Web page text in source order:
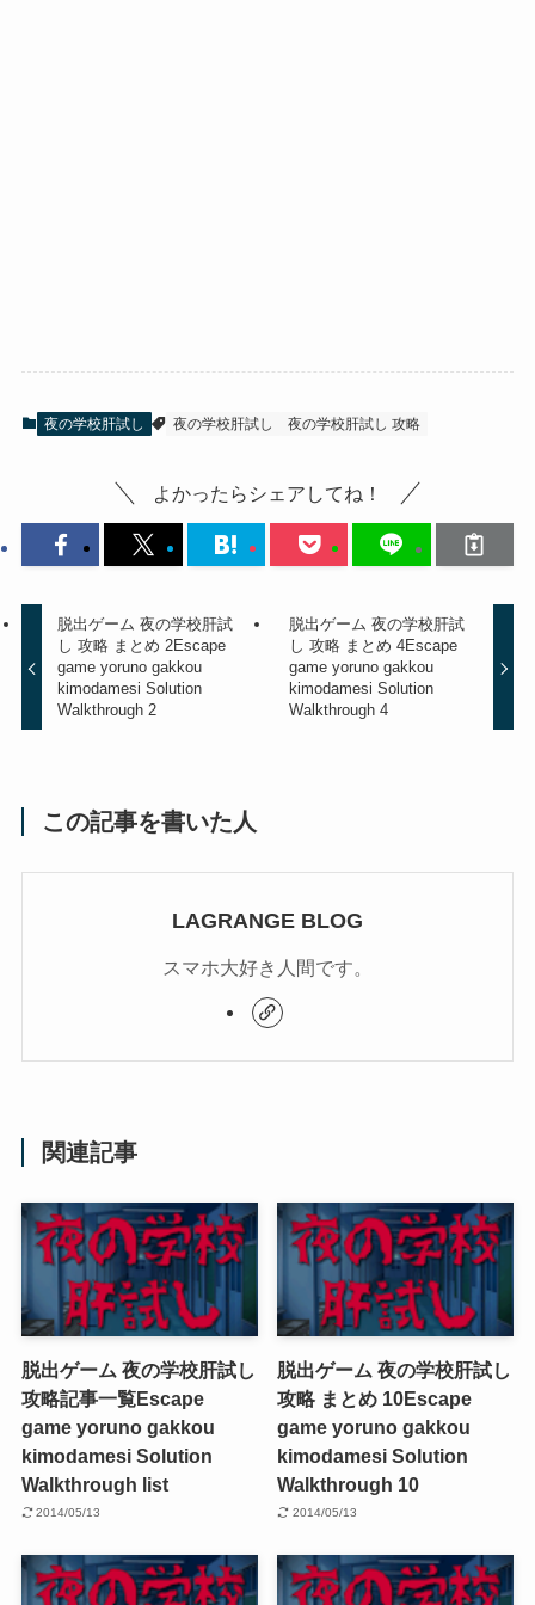
夜の学校肝試し 夜の学校肝試し 夜の学校肝試し 攻略
よかったらシェアしてね！
脱出ゲーム 夜の学校肝試
し 攻略 まとめ 2Escape
game yoruno gakkou
kimodamesi Solution
Walkthrough 2
脱出ゲーム 夜の学校肝試
し 攻略 まとめ 4Escape
game yoruno gakkou
kimodamesi Solution
Walkthrough 4
この記事を書いた人
LAGRANGE BLOG
スマホ大好き人間です。
関連記事
脱出ゲーム 夜の学校肝試し
攻略記事一覧Escape
game yoruno gakkou
kimodamesi Solution
Walkthrough list
2014/05/13
脱出ゲーム 夜の学校肝試し
攻略 まとめ 10Escape
game yoruno gakkou
kimodamesi Solution
Walkthrough 10
2014/05/13